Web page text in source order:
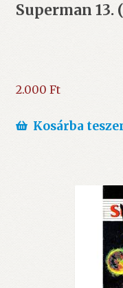
Superman 13.
2.000 Ft
Kosárba